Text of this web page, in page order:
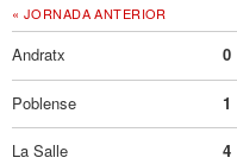
« JORNADA ANTERIOR
Andratx 0
Poblense 1
La Salle 4